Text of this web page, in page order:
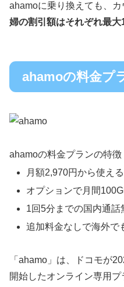
ahamoに乗り換えても、カ
婦の割引額はそれぞれ最大
ahamoの料金プ
ahamoの料金プランの特徴
月額2,970円から使える
オプションで月間
1回5分までの国内通話
追加料金なしで海外で
「ahamo」は、ドコモが
開始したオンライン専用プ